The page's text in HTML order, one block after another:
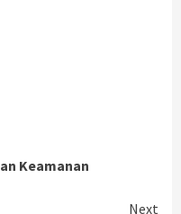
Keamanan
Next